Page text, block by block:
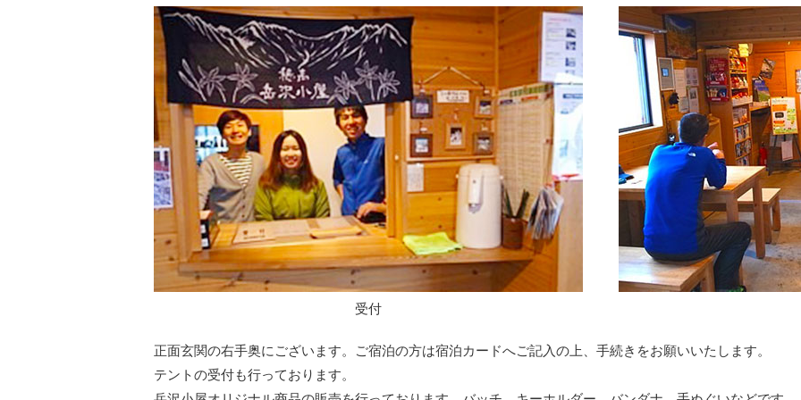
受付
正面玄関の右手奥にございます。ご宿泊の方は宿泊カードへご記入の上、手続きをお願いいたします。
テントの受付も行っております。